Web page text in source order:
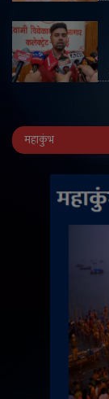
महाकुंभ